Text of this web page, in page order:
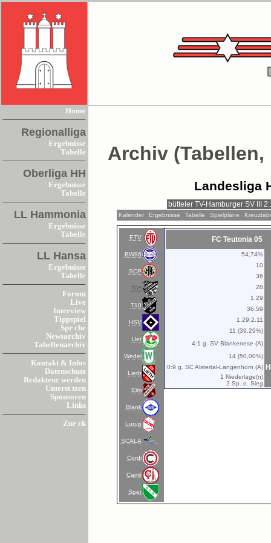
Home
Regionalliga
Ergebnisse
Tabelle
Oberliga HH
Ergebnisse
Tabelle
LL Hammonia
Ergebnisse
Tabelle
LL Hansa
Ergebnisse
Tabelle
Forum
Live
Interview
Tippspiel
Spr che
Newsarchiv
Tabellenarchiv
Kontakt & Infos
Datenschutz
Redakteur werden
Unterst tzen
Sponsoren
Links
Zur ck
Archiv
Landesliga
Kalender Ergebnisse Tabelle Spielpläne
ETV
BW96
SCP
T05
T10
HSV
Uet
Wedel
Lieth
Elm
Blank
Lurup
SCALA
Cordi
Camli
Sper
FC Teutonia 05
54,74%
10
36
28
1.29
36:59
1.29:2.11
11 (39,29%)
4:1 g. SV Blankenese (A)
14 (50,00%)
0:9 g. SC Alstertal-Langenhorn (A)
1 Niederlage(n)
2 Sp. o. Sieg